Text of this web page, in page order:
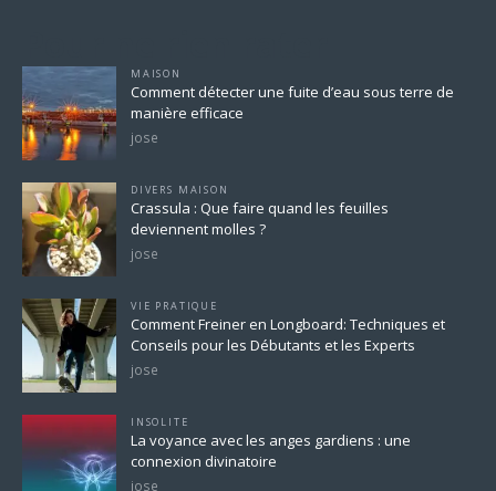
MAISON
Comment détecter une fuite d’eau sous terre de
manière efficace
jose
DIVERS MAISON
Crassula : Que faire quand les feuilles
deviennent molles ?
jose
VIE PRATIQUE
Comment Freiner en Longboard: Techniques et
Conseils pour les Débutants et les Experts
jose
INSOLITE
La voyance avec les anges gardiens : une
connexion divinatoire
jose